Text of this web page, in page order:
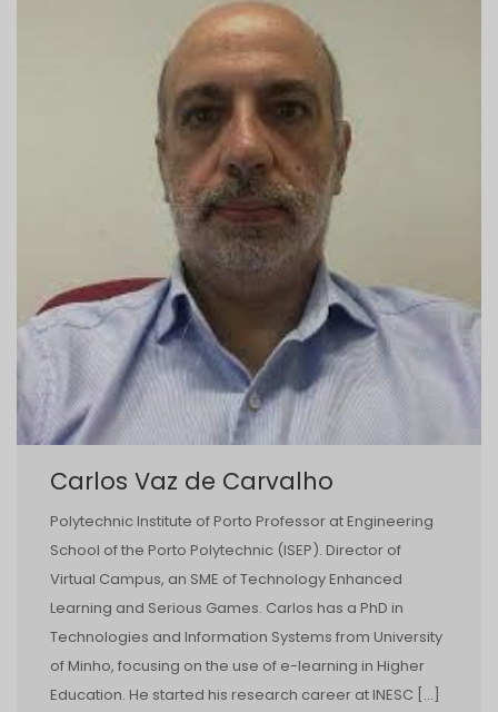
Carlos Vaz de Carvalho
Polytechnic Institute of Porto Professor at Engineering
School of the Porto Polytechnic (ISEP). Director of
Virtual Campus, an SME of Technology Enhanced
Learning and Serious Games. Carlos has a PhD in
Technologies and Information Systems from University
of Minho, focusing on the use of e-learning in Higher
Education. He started his research career at INESC […]